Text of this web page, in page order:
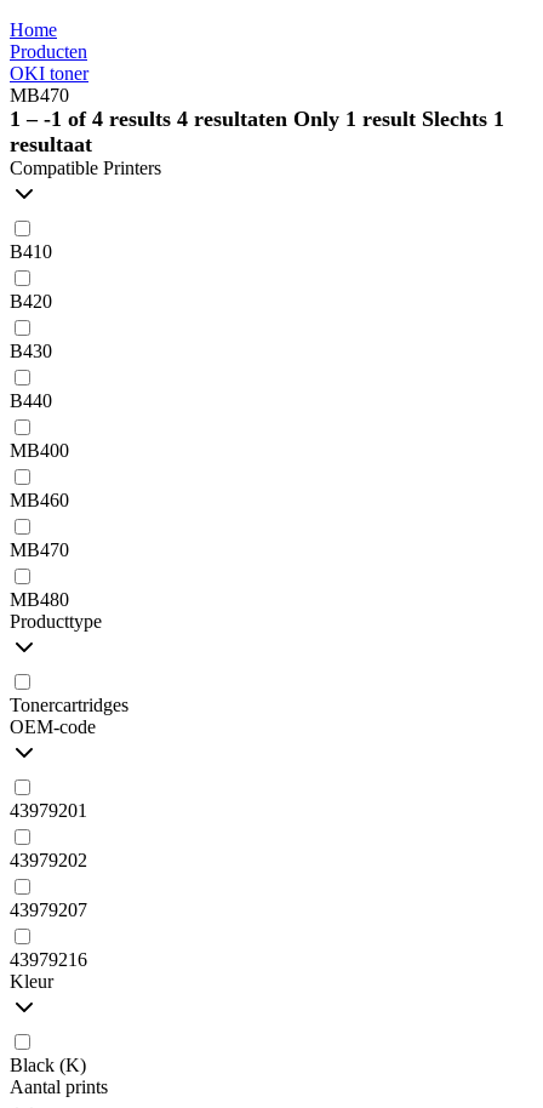
Home
Producten
OKI toner
MB470
1 – -1 of 4 results 4 resultaten Only 1 result Slechts 1
resultaat
Compatible Printers
B410
B420
B430
B440
MB400
MB460
MB470
MB480
Producttype
Tonercartridges
OEM-code
43979201
43979202
43979207
43979216
Kleur
Black (K)
Aantal prints